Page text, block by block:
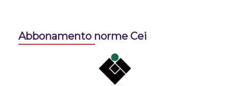
Abbonamento norme Cei